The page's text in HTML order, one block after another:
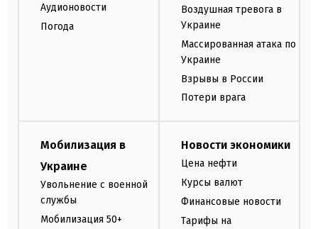
Аудионовости
Погода
Воздушная тревога в
Украине
Массированная атака по
Украине
Взрывы в России
Потери врага
Мобилизация в
Украине
Увольнение с военной
службы
Мобилизация 50+
Новости экономики
Цена нефти
Курсы валют
Финансовые новости
Тарифы на